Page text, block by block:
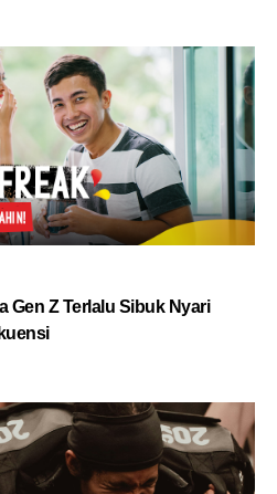
Gen Z Terlalu Sibuk Nyari